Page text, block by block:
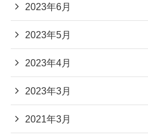
2023年6月
2023年5月
2023年4月
2023年3月
2021年3月